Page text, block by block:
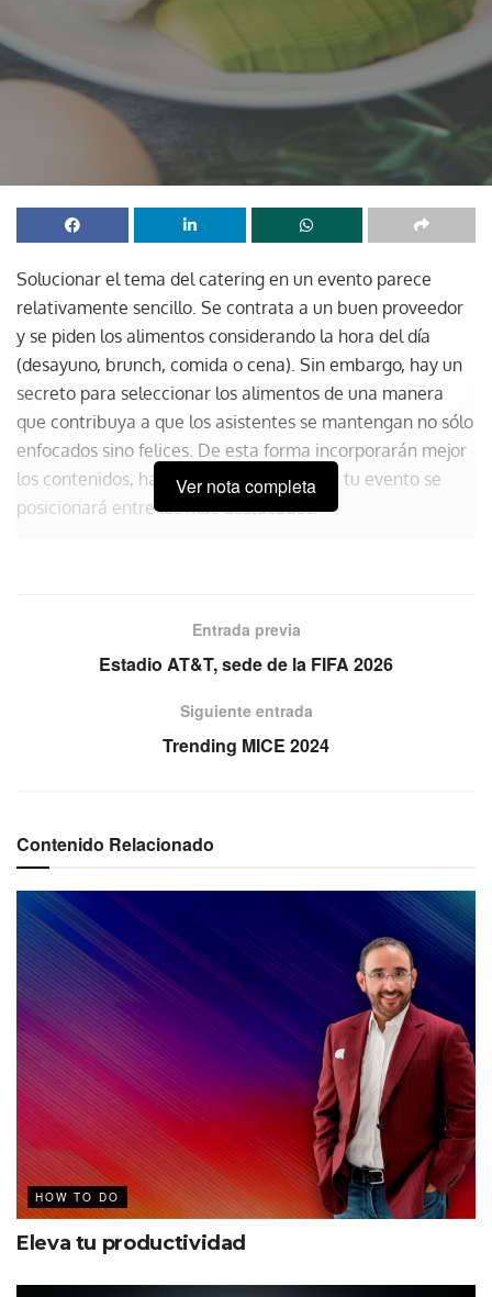
Solucionar el tema del catering en un evento parece
relativamente sencillo. Se contrata a un buen proveedor
y se piden los alimentos considerando la hora del día
(desayuno, brunch, comida o cena). Sin embargo, hay un
secreto para seleccionar los alimentos de una manera
que contribuya a que los asistentes se mantengan no sólo
enfocados sino felices. De esta forma incorporarán mejor
los contenidos, harán mejores negocios y tu evento se
posicionará entre los más destacados.
cómo el cerebro humano necesita ciertas sustancias para
autogestionarse del mejor modo posible, y cómo la
neurotransmisores específicos, por lo que es necesario
consumir ciertos alimentos. En este sentido afirma que la
sobre todo, felices.
Ver nota completa
Entrada previa
Estadio AT&T, sede de la FIFA 2026
Siguiente entrada
Trending MICE 2024
Contenido Relacionado
HOW TO DO
Eleva tu productividad